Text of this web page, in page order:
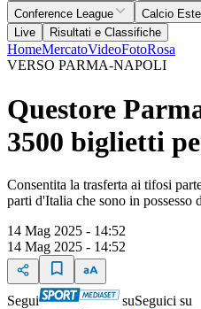
Conference League
Calcio
Live
Risultati e Classifiche
HomeMercatoVideoFotoRosa
VERSO PARMA-NAPOLI
Questore
3500 biglietti
Consentita la trasferta ai tifosi
parti d'Italia che sono in
14 Mag 2025 - 14:52
14 Mag 2025 - 14:52
Segui suSeguici su